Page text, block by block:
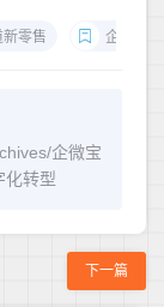
零售 企微宝
企微宝
化转型
下一篇